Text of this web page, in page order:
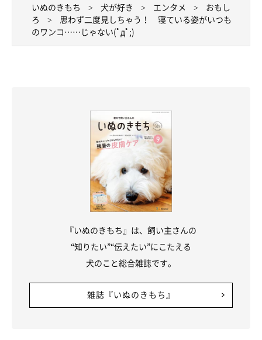
いぬのきもち 犬が好き エンタメ
おもし
ろ
思わず二度見しちゃう！ 寝ている姿がいつも
のワンコ……じゃない(ﾟдﾟ;)
『いぬのきもち』は、飼い主さんの
“知りたい”“伝えたい”にこたえる
犬のこと総合雑誌です。
雑誌『いぬのきもち』